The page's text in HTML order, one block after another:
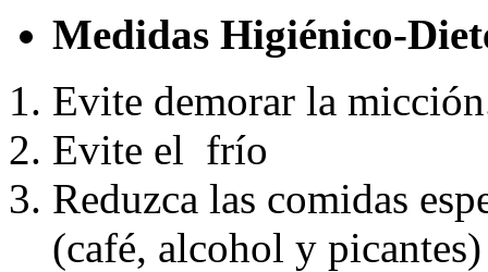
Medidas Higiénico-
Evite demorar la
Evite el frío
Reduzca las comidas
(café, alcohol y picantes)